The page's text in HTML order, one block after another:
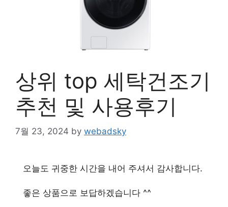
상위 top 세탁건조기
추천 및 사용후기
7월 23, 2024 by webadsky
오늘도 귀중한 시간을 내어 주셔서 감사합니다.
좋은 상품으로 보답하겠습니다 ^^